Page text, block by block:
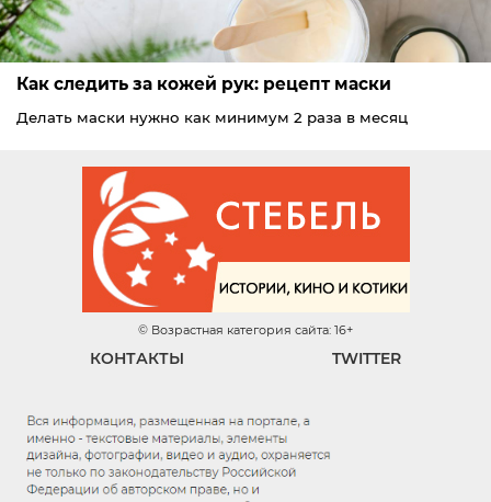
Как следить за кожей рук: рецепт маски
Делать маски нужно как минимум 2 раза в месяц
© Возрастная категория сайта: 16+
КОНТАКТЫ TWITTER